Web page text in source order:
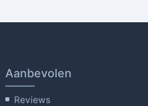
Aanbevolen
Reviews